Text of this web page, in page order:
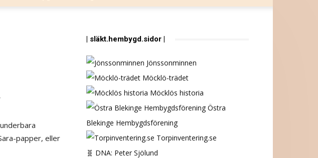
papper, eller
| släkt.hembygd.sidor |
Jönssonminnen
Möcklö-trädet
Möcklös historia
Östra
Blekinge Hembygdsförening
Torpinventering.se
🧬 DNA: Peter Sjölund